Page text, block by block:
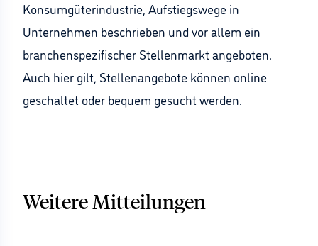
Konsumgüterindustrie, Aufstiegswege in
Unternehmen beschrieben und vor allem ein
branchenspezifischer Stellenmarkt angeboten.
Auch hier gilt, Stellenangebote können online
geschaltet oder bequem gesucht werden.
Weitere Mitteilungen